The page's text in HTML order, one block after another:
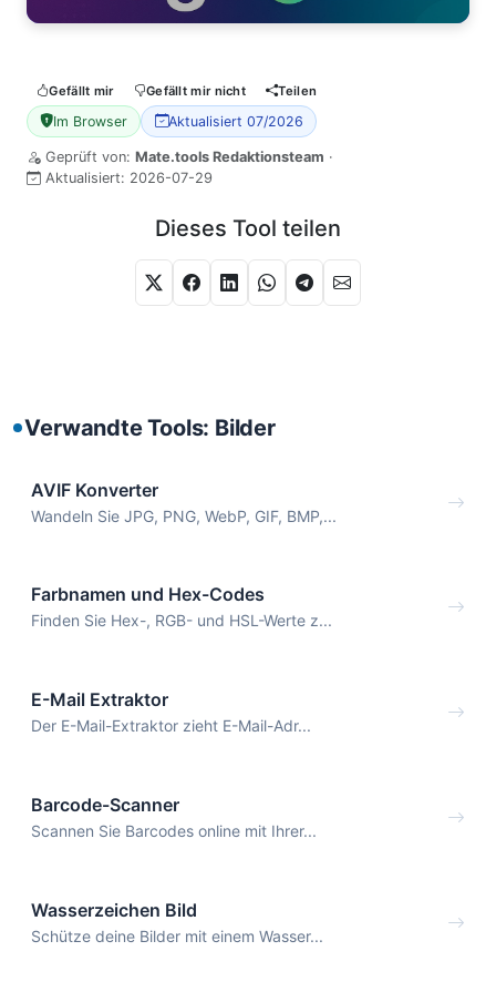
Gefällt mir Gefällt mir nicht Teilen
Im Browser Aktualisiert 07/2026
Geprüft von: Mate.tools Redaktionsteam ·
Aktualisiert: 2026-07-29
Dieses Tool teilen
Verwandte Tools: Bilder
AVIF Konverter
Wandeln Sie JPG, PNG, WebP, GIF, BMP,...
Farbnamen und Hex-Codes
Finden Sie Hex-, RGB- und HSL-Werte z...
E-Mail Extraktor
Der E-Mail-Extraktor zieht E-Mail-Adr...
Barcode-Scanner
Scannen Sie Barcodes online mit Ihrer...
Wasserzeichen Bild
Schütze deine Bilder mit einem Wasser...